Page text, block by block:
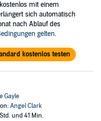
mit einem
sich automatisch
nach Ablauf des
gelten.
kostenlos testen
Gayle
Angel Clark
und 41 Min.